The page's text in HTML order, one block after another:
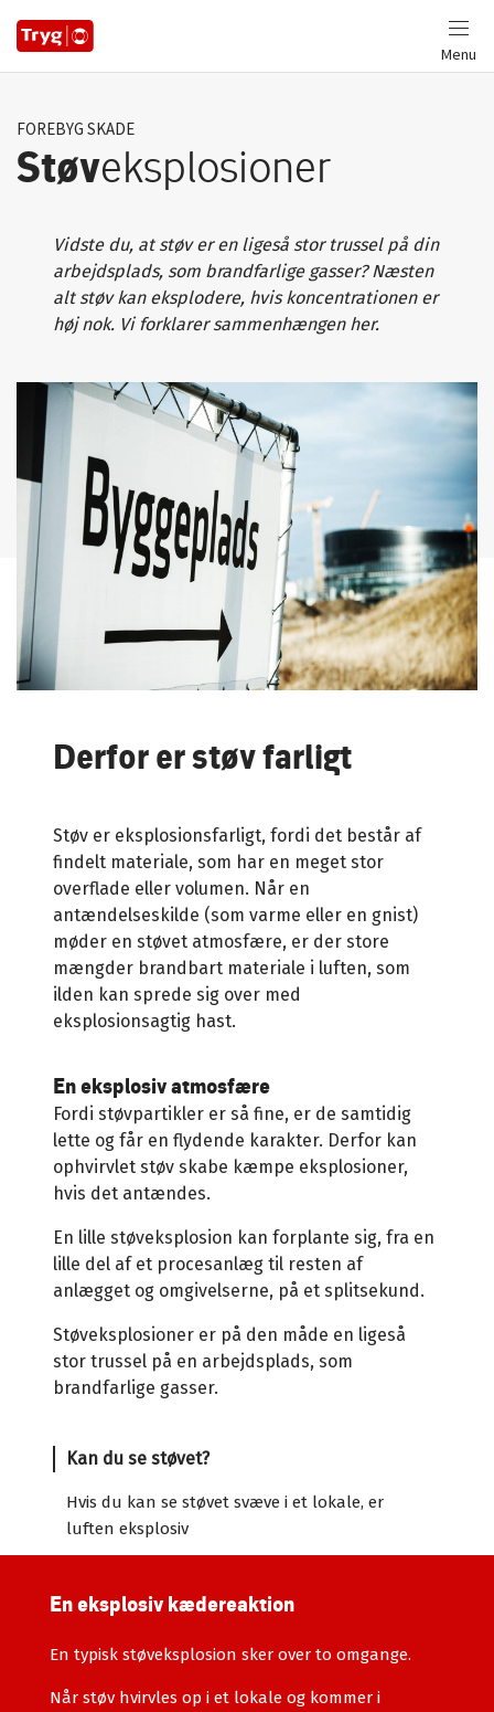
Menu
FOREBYG SKADE
Støveksplosioner
Vidste du, at støv er en ligeså stor trussel på din
arbejdsplads, som brandfarlige gasser? Næsten
alt støv kan eksplodere, hvis koncentrationen er
høj nok. Vi forklarer sammenhængen her.
Derfor er støv farligt
Støv er eksplosionsfarligt, fordi det består af
findelt materiale, som har en meget stor
overflade eller volumen. Når en
antændelseskilde (som varme eller en gnist)
møder en støvet atmosfære, er der store
mængder brandbart materiale i luften, som
ilden kan sprede sig over med
eksplosionsagtig hast.
En eksplosiv atmosfære
Fordi støvpartikler er så fine, er de samtidig
lette og får en flydende karakter. Derfor kan
ophvirvlet støv skabe kæmpe eksplosioner,
hvis det antændes.
En lille støveksplosion kan forplante sig, fra en
lille del af et procesanlæg til resten af
anlægget og omgivelserne, på et splitsekund.
Støveksplosioner er på den måde en ligeså
stor trussel på en arbejdsplads, som
brandfarlige gasser.
Kan du se støvet?
Hvis du kan se støvet svæve i et lokale, er
luften eksplosiv
En eksplosiv kædereaktion
En typisk støveksplosion sker over to omgange.
Når støv hvirvles op i et lokale og kommer i